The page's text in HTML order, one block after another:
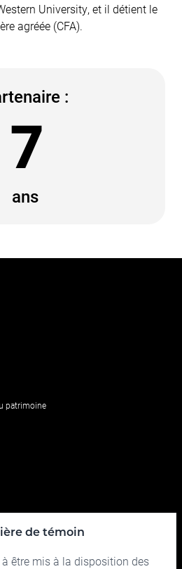
University, et il détient le
agréée (CFA).
:
7
ans
patrimoine
Quoi de neuf
de témoin
être mis à la disposition des